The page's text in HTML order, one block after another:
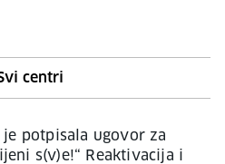
centri
potpisala ugovor za
s(v)e!“ Reaktivacija i